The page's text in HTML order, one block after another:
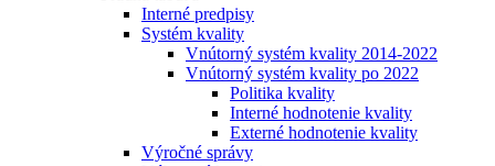
Interné predpisy
Systém kvality
Vnútorný systém kvality 2014-2022
Vnútorný systém kvality po 2022
Politika kvality
Interné hodnotenie kvality
Externé hodnotenie kvality
Výročné správy